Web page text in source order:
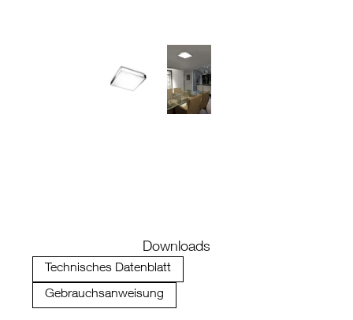
Downloads
Technisches Datenblatt
Gebrauchsanweisung